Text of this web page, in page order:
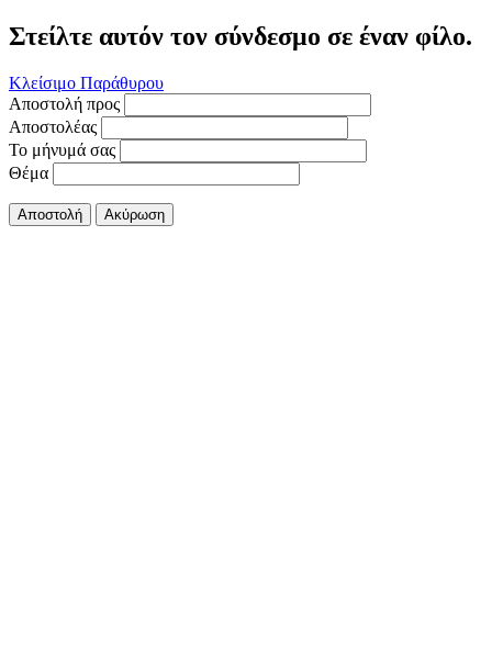
Στείλτε αυτόν τον σύνδεσμο σε έναν φίλο.
Κλείσιμο Παράθυρου
Αποστολή προς
Αποστολέας
Το μήνυμά σας
Θέμα
Αποστολή Ακύρωση